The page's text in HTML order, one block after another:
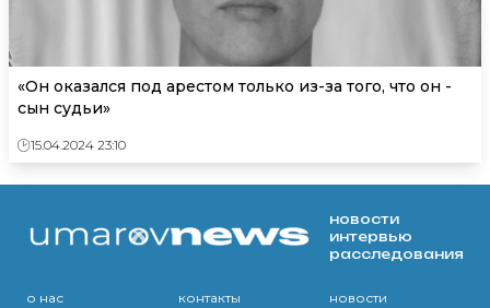
«Он оказался под арестом только из-за того, что он -
сын судьи»
15.04.2024 23:10
новости
интервью
расследования
о нас контакты новости